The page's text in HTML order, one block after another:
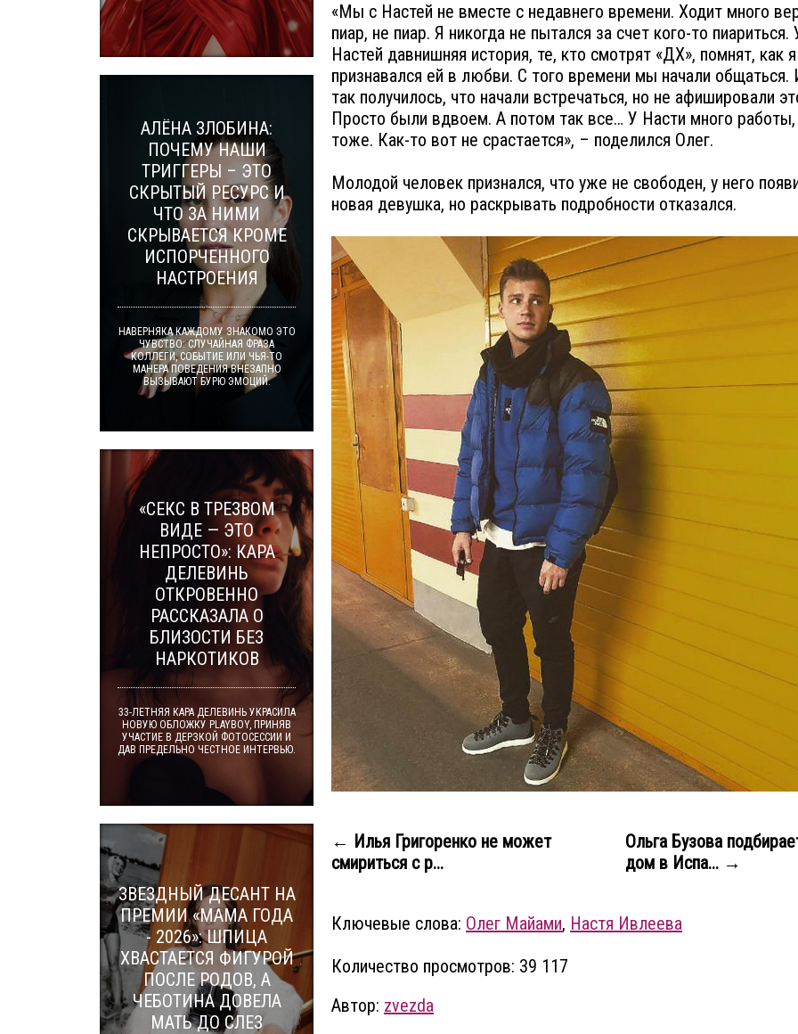
«Мы с Настей не вместе с недавнего времени. Ходит много
пиар, не пиар. Я никогда не пытался за счет кого-то пиариться.
Настей давнишняя история, те, кто смотрят «ДХ», помнят, как я
признавался ей в любви. С того времени мы начали общаться.
так получилось, что начали встречаться, но не афишировали
Просто были вдвоем. А потом так все… У Насти много работы,
тоже. Как-то вот не срастается», – поделился Олег.
Молодой человек признался, что уже не свободен, у него
новая девушка, но раскрывать подробности отказался.
← Илья Григоренко не может
смириться с р...
Ольга Бузова
дом в Испа... →
Ключевые слова: Олег Майами, Настя Ивлеева
Количество просмотров: 39 117
Автор: zvezda
АЛЁНА ЗЛОБИНА:
ПОЧЕМУ НАШИ
ТРИГГЕРЫ – ЭТО
СКРЫТЫЙ РЕСУРС И
ЧТО ЗА НИМИ
СКРЫВАЕТСЯ КРОМЕ
ИСПОРЧЕННОГО
НАСТРОЕНИЯ
НАВЕРНЯКА КАЖДОМУ ЗНАКОМО ЭТО
ЧУВСТВО: СЛУЧАЙНАЯ ФРАЗА
КОЛЛЕГИ, СОБЫТИЕ ИЛИ ЧЬЯ-ТО
МАНЕРА ПОВЕДЕНИЯ ВНЕЗАПНО
ВЫЗЫВАЮТ БУРЮ ЭМОЦИЙ.
«СЕКС В ТРЕЗВОМ
ВИДЕ — ЭТО
НЕПРОСТО»: КАРА
ДЕЛЕВИНЬ
ОТКРОВЕННО
РАССКАЗАЛА О
БЛИЗОСТИ БЕЗ
НАРКОТИКОВ
33-ЛЕТНЯЯ КАРА ДЕЛЕВИНЬ УКРАСИЛА
НОВУЮ ОБЛОЖКУ PLAYBOY, ПРИНЯВ
УЧАСТИЕ В ДЕРЗКОЙ ФОТОСЕССИИ И
ДАВ ПРЕДЕЛЬНО ЧЕСТНОЕ ИНТЕРВЬЮ.
ЗВЕЗДНЫЙ ДЕСАНТ НА
ПРЕМИИ «МАМА ГОДА
- 2026»: ШПИЦА
ХВАСТАЕТСЯ ФИГУРОЙ
ПОСЛЕ РОДОВ, А
ЧЕБОТИНА ДОВЕЛА
МАТЬ ДО СЛЕЗ